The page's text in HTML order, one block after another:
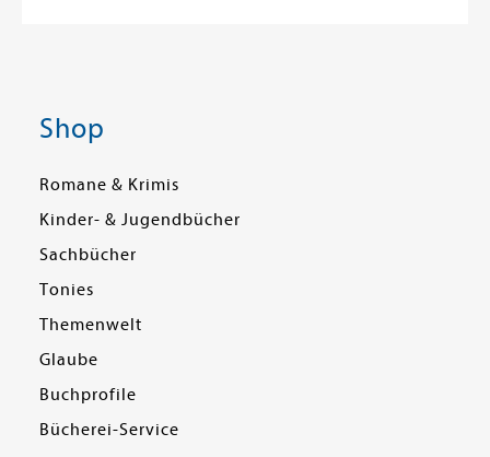
Shop
Romane & Krimis
Kinder- & Jugendbücher
Sachbücher
Tonies
Themenwelt
Glaube
Buchprofile
Bücherei-Service